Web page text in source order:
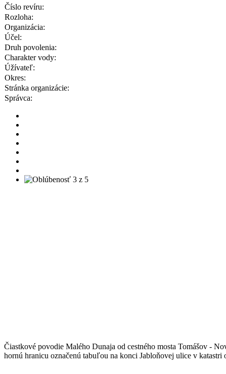
Číslo revíru:
Rozloha:
Organizácia:
Účel:
Druh povolenia:
Charakter vody:
Úžívateľ:
Okres:
Stránka organizácie:
Správca:
Čiastkové povodie Malého Dunaja od cestného mosta Tomášov -
hornú hranicu označenú tabuľou na konci Jabloňovej ulice v katastri